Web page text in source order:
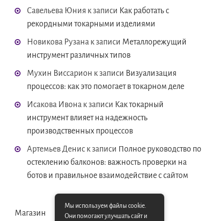
Савельева Юния к записи Как работать с
рекордными токарными изделиями
Новикова Рузана к записи Металлорежущий
инструмент различных типов
Мухин Виссарион к записи Визуализация
процессов: как это помогает в токарном деле
Исакова Ивона к записи Как токарный
инструмент влияет на надежность
производственных процессов
Артемьев Денис к записи Полное руководство по
остеклению балконов: важность проверки на
ботов и правильное взаимодействие с сайтом
Магазин
Мы используем файлы cookie.
Они помогают улучшать сайт и